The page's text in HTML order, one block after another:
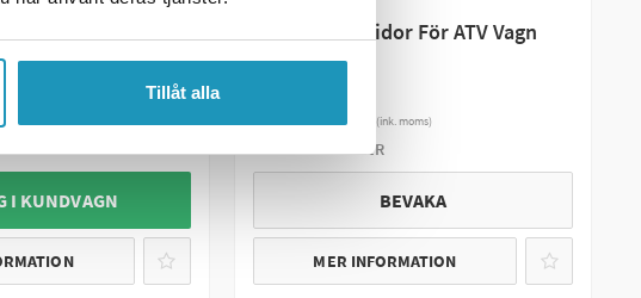
Tillåt alla
I KUNDVAGN
Släpvagns Skidor För ATV Vagn
Boggi (1 Par)
3 990 kr (ink. moms)
SNART I LAGER
BEVAKA
MER INFORMATION